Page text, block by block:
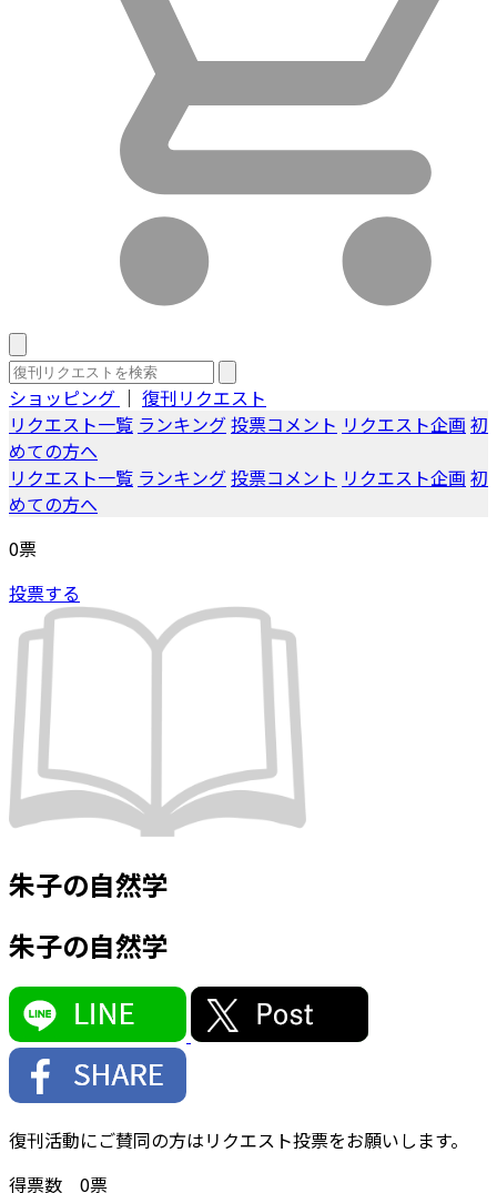
ショッピング ｜ 復刊リクエスト
リクエスト一覧 ランキング投票コメント リクエスト企画 初
めての方へ
リクエスト一覧 ランキング投票コメント リクエスト企画 初
めての方へ
0票
投票する
朱子の自然学
朱子の自然学
復刊活動にご賛同の方はリクエスト投票をお願いします。
得票数 0票